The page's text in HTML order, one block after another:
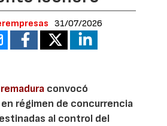
31/07/2026
convocó
régimen de concurrencia
al control del